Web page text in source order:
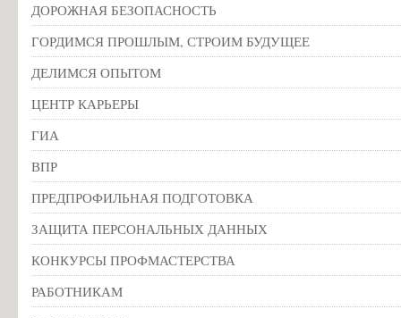
ДОРОЖНАЯ БЕЗОПАСНОСТЬ
ГОРДИМСЯ ПРОШЛЫМ, СТРОИМ БУДУЩЕЕ
ДЕЛИМСЯ ОПЫТОМ
ЦЕНТР КАРЬЕРЫ
ГИА
ВПР
ПРЕДПРОФИЛЬНАЯ ПОДГОТОВКА
ЗАЩИТА ПЕРСОНАЛЬНЫХ ДАННЫХ
КОНКУРСЫ ПРОФМАСТЕРСТВА
РАБОТНИКАМ